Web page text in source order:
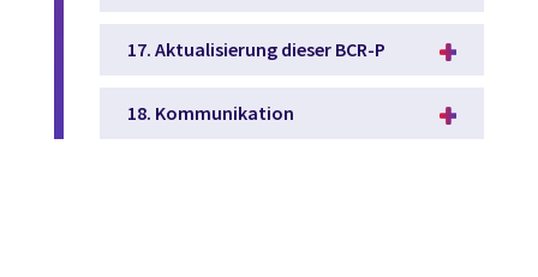
17. Aktualisierung dieser BCR-P
18. Kommunikation